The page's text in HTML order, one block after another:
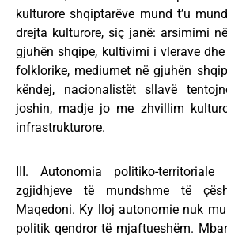
kulturore shqiptarëve mund t’u
drejta kulturore, siç janë: arsimimi
gjuhën shqipe, kultivimi i vlerave
folklorike, mediumet në gjuhën
këndej, nacionalistët sllavë
joshin, madje jo me zhvillim
infrastrukturore.
III. Autonomia politiko-
zgjidhjeve të mundshme të
Maqedoni. Ky lloj autonomie nuk
politik qendror të mjaftueshëm.